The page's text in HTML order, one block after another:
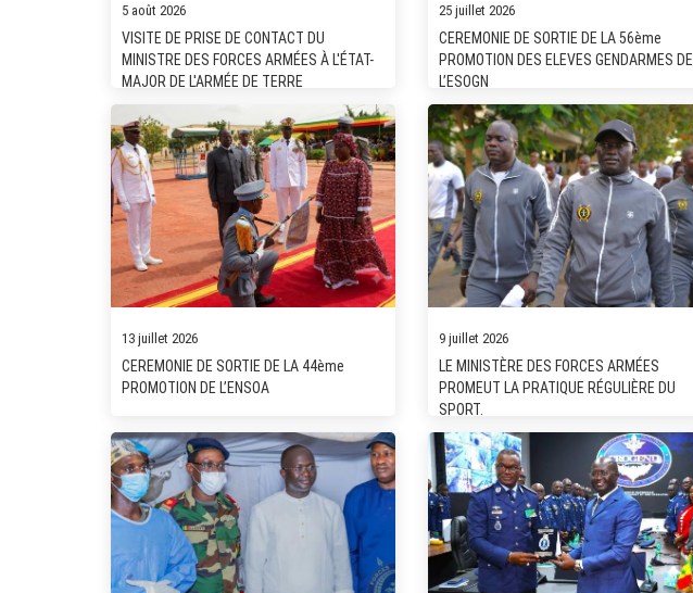
5 août 2026
VISITE DE PRISE DE CONTACT DU
MINISTRE DES FORCES ARMÉES À L'ÉTAT-
MAJOR DE L'ARMÉE DE TERRE
25 juillet 2026
CEREMONIE DE SORTIE DE LA 56ème
PROMOTION DES ELEVES GENDARMES DE
L’ESOGN
13 juillet 2026
CEREMONIE DE SORTIE DE LA 44ème
PROMOTION DE L’ENSOA
9 juillet 2026
LE MINISTÈRE DES FORCES ARMÉES
PROMEUT LA PRATIQUE RÉGULIÈRE DU
SPORT.